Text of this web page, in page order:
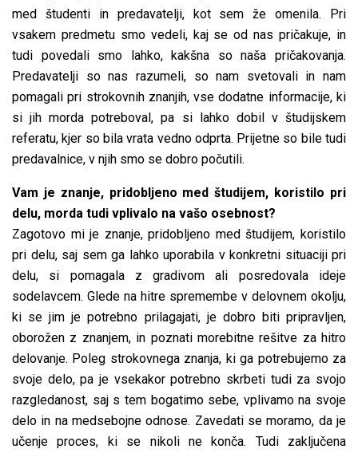
med študenti in predavatelji, kot sem že omenila. Pri
vsakem predmetu smo vedeli, kaj se od nas pričakuje, in
tudi povedali smo lahko, kakšna so naša pričakovanja.
Predavatelji so nas razumeli, so nam svetovali in nam
pomagali pri strokovnih znanjih, vse dodatne informacije, ki
si jih morda potreboval, pa si lahko dobil v študijskem
referatu, kjer so bila vrata vedno odprta. Prijetne so bile tudi
predavalnice, v njih smo se dobro počutili.
Vam je znanje, pridobljeno med študijem, koristilo pri
delu, morda tudi vplivalo na vašo osebnost?
Zagotovo mi je znanje, pridobljeno med študijem, koristilo
pri delu, saj sem ga lahko uporabila v konkretni situaciji pri
delu, si pomagala z gradivom ali posredovala ideje
sodelavcem. Glede na hitre spremembe v delovnem okolju,
ki se jim je potrebno prilagajati, je dobro biti pripravljen,
oborožen z znanjem, in poznati morebitne rešitve za hitro
delovanje. Poleg strokovnega znanja, ki ga potrebujemo za
svoje delo, pa je vsekakor potrebno skrbeti tudi za svojo
razgledanost, saj s tem bogatimo sebe, vplivamo na svoje
delo in na medsebojne odnose. Zavedati se moramo, da je
učenje proces, ki se nikoli ne konča. Tudi zaključena